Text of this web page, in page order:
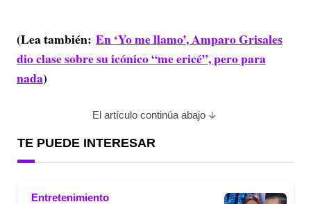
(Lea también: En ‘Yo me llamo’, Amparo Grisales
dio clase sobre su icónico “me ericé”, pero para
nada)
El artículo continúa abajo
TE PUEDE INTERESAR
Entretenimiento